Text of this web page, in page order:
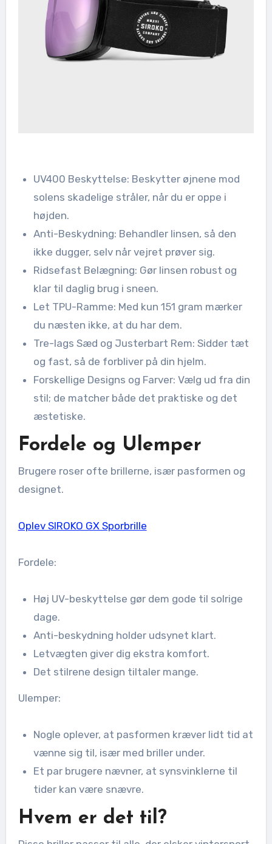
UV400 Beskyttelse: Beskytter øjnene mod
solens skadelige stråler, når du er oppe i
højden.
Anti-Beskydning: Behandler linsen, så den
ikke dugger, selv når vejret prøver sig.
Ridsefast Belægning: Gør linsen robust og
klar til daglig brug i sneen.
Let TPU-Ramme: Med kun 151 gram mærker
du næsten ikke, at du har dem.
Tre-lags Sæd og Justerbart Rem: Sidder tæt
og fast, så de forbliver på din hjelm.
Forskellige Designs og Farver: Vælg ud fra din
stil; de matcher både det praktiske og det
æstetiske.
Fordele og Ulemper
Brugere roser ofte brillerne, især pasformen og
designet.
Oplev SIROKO GX Sporbrille
Fordele:
Høj UV-beskyttelse gør dem gode til solrige
dage.
Anti-beskydning holder udsynet klart.
Letvægten giver dig ekstra komfort.
Det stilrene design tiltaler mange.
Ulemper:
Nogle oplever, at pasformen kræver lidt tid at
vænne sig til, især med briller under.
Et par brugere nævner, at synsvinklerne til
tider kan være snævre.
Hvem er det til?